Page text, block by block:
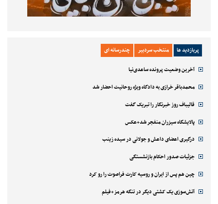
پربازدید ها منتخب سردبیر چندرسانه ای
آخرین وضعیت پرونده ساعدی‌نیا
محمدباقر خرازی به دادگاه ویژه روحانیت احضار شد
قالیباف روز خبرنگار را تبریک گفت
پالایشگاه سیزران منفجر شد+عکس
درگیری اعضای داعش و جولانی در سیده زینب
جزئیات صدور احکام بازنشستگی
چین هم پس از ایران و روسیه کارت فراصوت را رو کرد
آتش‌سوزی یک کشتی دیگر در تنگه هرمز+فیلم